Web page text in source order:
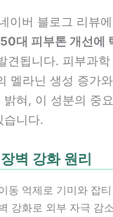
이버 블로그 리뷰
대 피부톤 개선에
견됩니다. 피부과
멜라닌 생성 증가
혀, 이 성분의 중
습니다.
벽 강화 원리
동 억제로 기미와 잡
강화로 외부 자극 감